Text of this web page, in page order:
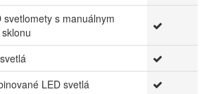
svetlomety s manuálnym
LED svetlá